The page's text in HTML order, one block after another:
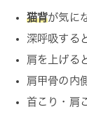
猫背が気に
深呼吸する
肩を上げる
肩甲骨の内
首こり・肩